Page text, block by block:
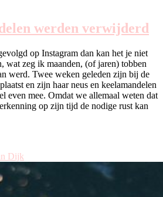
werden verwijderd
op Instagram dan kan het je niet
wat zeg ik maanden, (of jaren) tobben
werd. Twee weken geleden zijn bij de
en zijn haar neus en keelamandelen
even mee. Omdat we allemaal weten dat
op zijn tijd de nodige rust kan
Dijk